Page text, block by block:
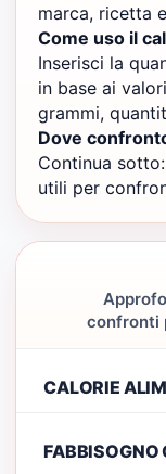
marca, ricetta
Come uso il
Inserisci la
in base ai
grammi,
Dove
Continua
utili per
confronti
CALORIE
FABBISOGNO